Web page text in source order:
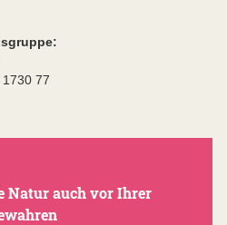
77
Natur auch vor Ihrer